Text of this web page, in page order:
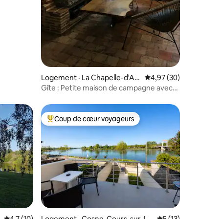
Logement · La Chapelle-d'An
gillon
Note moyenne de
4,97 (30)
Gîte : Petite maison de campagne avec
Coup de cœur voyageurs parmi les plus aimés
Coup de cœur voyageurs